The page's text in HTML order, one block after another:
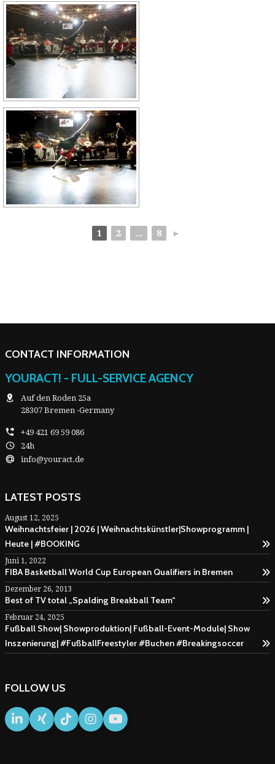
1 2 ... 8 ►
CONTACT INFORMATION
YOURACT! - FULL-SERVICE AGENCY
Auf den Roden 25a
28307 Bremen -Germany
+49 421 69 59 086
24h
info@youract.de
LATEST POSTS
August 12, 2025
Weihnachtsfeier | 2026 | Weihnachtskünstler|Showprogramm |
Heute | #BOOKING
Juni 1, 2022
FIBA Basketball World Cup European Qualifiers in Bremen
Dezember 26, 2013
Best of TV total „Spalding Breakball Team“
Februar 24, 2025
Fußball Show| Showproduktion| Fußball-Event-Module| Show
Inszenierung| #FußballFreestyler #Buchen #Breakingsoccer
FOLLOW US